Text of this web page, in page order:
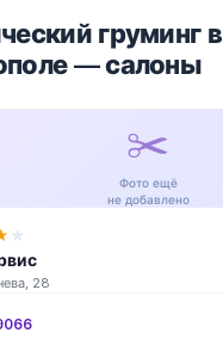
груминг в
— салоны
✂️
Фото ещё
не добавлено
★
28